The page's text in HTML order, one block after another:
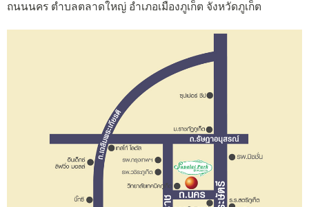
ถนนนคร ตำบลตลาดใหญ่ อำเภอเมืองภูเก็ต จังหวัดภูเก็ต